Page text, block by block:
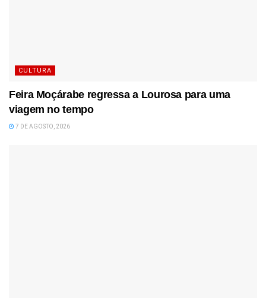
CULTURA
Feira Moçárabe regressa a Lourosa para uma
viagem no tempo
7 DE AGOSTO, 2026